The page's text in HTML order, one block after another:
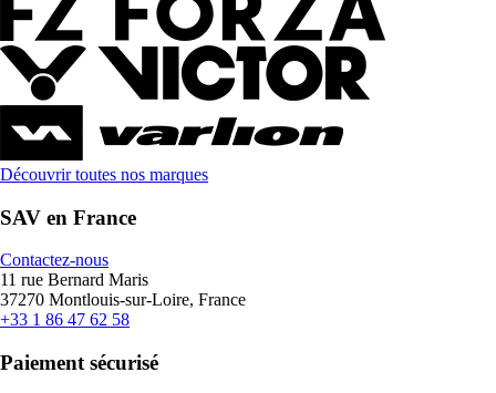
Découvrir toutes nos marques
SAV en France
Contactez-nous
11 rue Bernard Maris
37270 Montlouis-sur-Loire, France
+33 1 86 47 62 58
Paiement sécurisé